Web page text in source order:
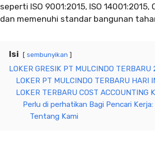
seperti ISO 9001:2015, ISO
dan memenuhi standar bangunan
Isi sembunyikan
LOKER GRESIK PT MULCINDO
LOKER PT MULCINDO TERBARU HARI
LOKER TERBARU COST ACCOUNTING
Perlu di perhatikan Bagi Pencari Kerja:
Tentang Kami